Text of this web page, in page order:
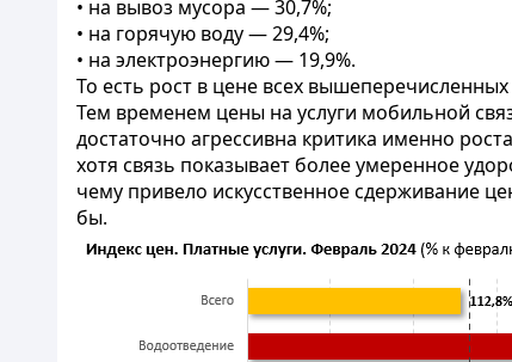
• на вывоз мусора — 30,7%;
• на горячую воду — 29,4%;
• на электроэнергию — 19,9%.
То есть рост в цене всех
Тем временем цены на услуги мобильной
достаточно агрессивна критика именно
хотя связь показывает более умеренное
чему привело искусственное сдерживание
бы.